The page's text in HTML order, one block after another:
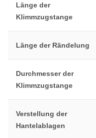
Länge der
Klimmzugstange
Länge der Rändelung
Durchmesser der
Klimmzugstange
Verstellung der
Hantelablagen